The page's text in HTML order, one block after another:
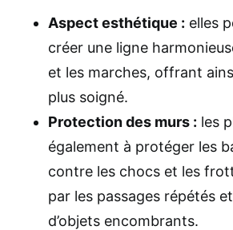
Aspect esthétique : elles
créer une ligne
et les marches, offrant
plus soigné.
Protection des murs : les
également à protéger les
contre les chocs et les
par les passages répétés
d’objets encombrants.